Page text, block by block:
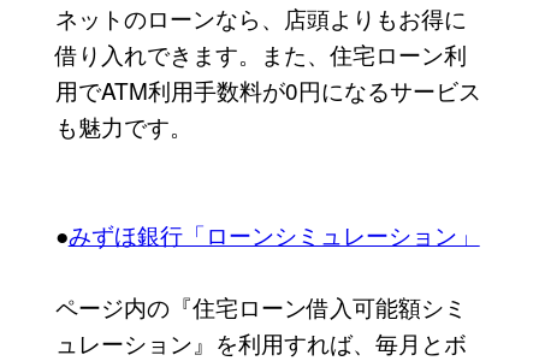
ネットのローンなら、店頭よりもお得に
借り入れできます。また、住宅ローン利
用でATM利用手数料が0円になるサービス
も魅力です。
●みずほ銀行「ローンシミュレーション」
ページ内の『住宅ローン借入可能額シミ
ュレーション』を利用すれば、毎月とボ